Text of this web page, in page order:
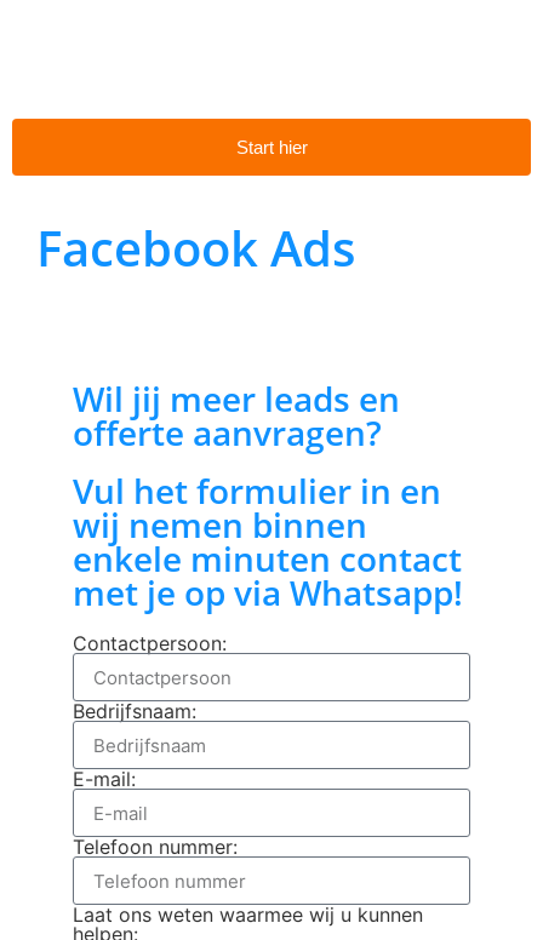
Start hier
Facebook Ads
Wil jij meer leads en
offerte aanvragen?
Vul het formulier in en
wij nemen binnen
enkele minuten contact
met je op via Whatsapp!
Contactpersoon:
Bedrijfsnaam:
E-mail:
Telefoon nummer:
Laat ons weten waarmee wij u kunnen
helpen: